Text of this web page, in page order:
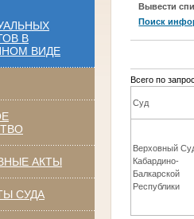
В
ВИДЕ
АКТЫ
СУДА
Вывести
Поиск
Всего по
Суд
Верховный
Кабардино-
Балкарской
Республики